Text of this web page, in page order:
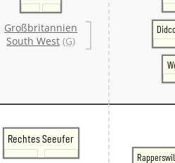
Großbritannien
South West (G)
Rechtes Seeufer
Rapperswil